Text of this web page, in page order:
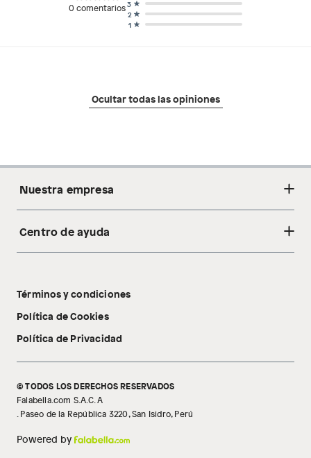
0comentarios
1
2
3
Ocultar todas las opiniones
Nuestra empresa
Acerca de nosotros
Tecnología Pillow Walk
Centro de ayuda
Libro de reclamaciones
Términos y condiciones
Política de Cookies
Política de Privacidad
© TODOS LOS DERECHOS RESERVADOS
Falabella.com S.A.C. A
. Paseo de la República 3220, San Isidro, Perú
Powered by